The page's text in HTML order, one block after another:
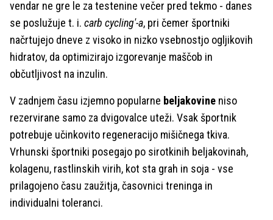
vendar ne gre le za testenine večer pred tekmo - danes
se poslužuje t. i. carb cycling'-a, pri čemer športniki
načrtujejo dneve z visoko in nizko vsebnostjo ogljikovih
hidratov, da optimizirajo izgorevanje maščob in
občutljivost na inzulin.
V zadnjem času izjemno popularne beljakovine niso
rezervirane samo za dvigovalce uteži. Vsak športnik
potrebuje učinkovito regeneracijo mišičnega tkiva.
Vrhunski športniki posegajo po sirotkinih beljakovinah,
kolagenu, rastlinskih virih, kot sta grah in soja - vse
prilagojeno času zaužitja, časovnici treninga in
individualni toleranci.